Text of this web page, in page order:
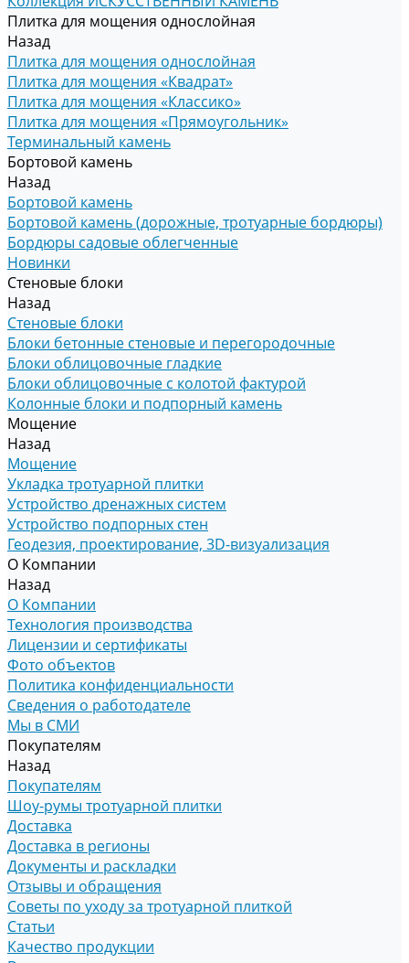
Плитка для мощения однослойная
Назад
Плитка для мощения однослойная
Плитка для мощения «Квадрат»
Плитка для мощения «Классико»
Плитка для мощения «Прямоугольник»
Терминальный камень
Бортовой камень
Назад
Бортовой камень
Бортовой камень (дорожные, тротуарные бордюры)
Бордюры садовые облегченные
Новинки
Стеновые блоки
Назад
Стеновые блоки
Блоки бетонные стеновые и перегородочные
Блоки облицовочные гладкие
Блоки облицовочные с колотой фактурой
Колонные блоки и подпорный камень
Мощение
Назад
Мощение
Укладка тротуарной плитки
Устройство дренажных систем
Устройство подпорных стен
Геодезия, проектирование, 3D-визуализация
О Компании
Назад
О Компании
Технология производства
Лицензии и сертификаты
Фото объектов
Политика конфиденциальности
Сведения о работодателе
Мы в СМИ
Покупателям
Назад
Покупателям
Шоу-румы тротуарной плитки
Доставка
Доставка в регионы
Документы и раскладки
Отзывы и обращения
Советы по уходу за тротуарной плиткой
Статьи
Качество продукции